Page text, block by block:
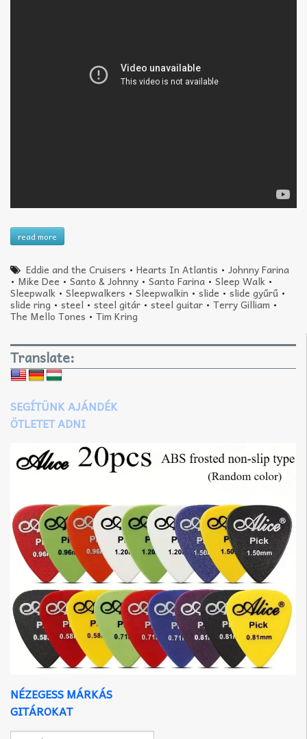
read more
Eddie and the Cruisers •Hearts In Atlantis •Johnny Farina
• Mike Dee • Santo & Johnny • Santo Farina • Sleep Walk •
Sleepwalk • Sleepwalkers • Sleepwalkin • slide • slide gyűrű •
slide ring • steel • steel gitár • steel guitar • Terry Gilliam •
The Mello Tones • Tim Kring
Translate:
SEGÍTÜNK AJÁNDÉK
ÖTLETET ADNI
NÉZEGESS MÁRKÁS
GITÁROKAT